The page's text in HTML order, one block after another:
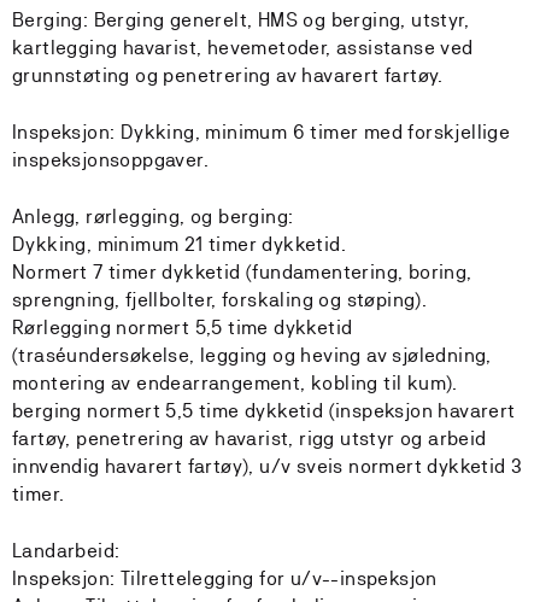
Berging: Berging generelt, HMS og berging, utstyr,
kartlegging havarist, hevemetoder, assistanse ved
grunnstøting og penetrering av havarert fartøy.
Inspeksjon: Dykking, minimum 6 timer med forskjellige
inspeksjonsoppgaver.
Anlegg, rørlegging, og berging:
Dykking, minimum 21 timer dykketid.
Normert 7 timer dykketid (fundamentering, boring,
sprengning, fjellbolter, forskaling og støping).
Rørlegging normert 5,5 time dykketid
(traséundersøkelse, legging og heving av sjøledning,
montering av endearrangement, kobling til kum).
berging normert 5,5 time dykketid (inspeksjon havarert
fartøy, penetrering av havarist, rigg utstyr og arbeid
innvendig havarert fartøy), u/v sveis normert dykketid 3
timer.
Landarbeid:
Inspeksjon: Tilrettelegging for u/v--inspeksjon